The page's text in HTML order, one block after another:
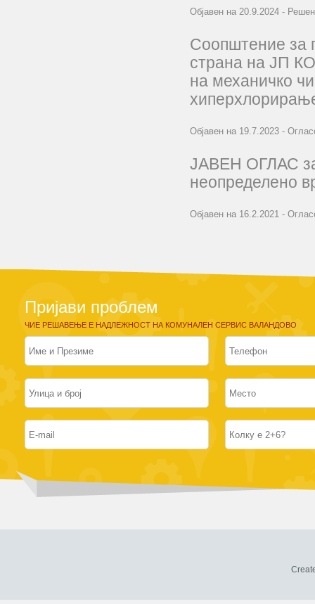
Објавен на 20.9.2024 -
Соопштение за
страна на ЈП
на механичко
Објавен на 19.7.2023 -
ЈАВЕН ОГЛАС
неопределено
Објавен на 16.2.2021 -
Пријави проблем
ЧИЕ РЕШАВЕЊЕ Е НАДЛЕЖНОСТ НА КОМУНАЛЕН СЕРВИС ВАЛАНДОВО